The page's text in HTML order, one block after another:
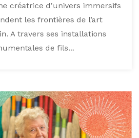
créatrice d’univers immersifs
les frontières de l’art
A travers ses installations
de fils...